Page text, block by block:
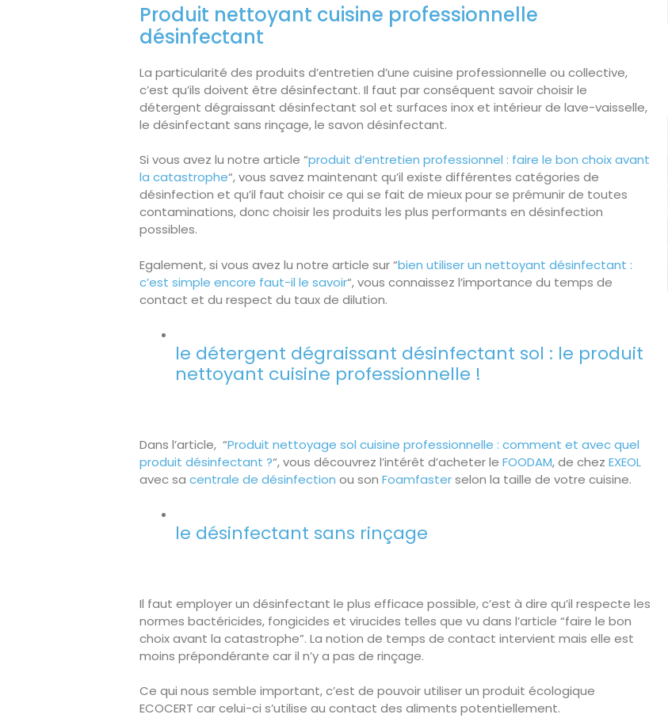
Produit nettoyant cuisine professionnelle
désinfectant
La particularité des produits d’entretien d’une cuisine professionnelle ou collective,
c’est qu’ils doivent être désinfectant. Il faut par conséquent savoir choisir le
détergent dégraissant désinfectant sol et surfaces inox et intérieur de lave-vaisselle,
le désinfectant sans rinçage, le savon désinfectant.
Si vous avez lu notre article “produit d’entretien professionnel : faire le bon choix avant
la catastrophe“, vous savez maintenant qu’il existe différentes catégories de
désinfection et qu’il faut choisir ce qui se fait de mieux pour se prémunir de toutes
contaminations, donc choisir les produits les plus performants en désinfection
possibles.
Egalement, si vous avez lu notre article sur “bien utiliser un nettoyant désinfectant :
c’est simple encore faut-il le savoir“, vous connaissez l’importance du temps de
contact et du respect du taux de dilution.
le détergent dégraissant désinfectant sol : le produit
nettoyant cuisine professionnelle !
Dans l’article, “Produit nettoyage sol cuisine professionnelle : comment et avec quel
produit désinfectant ?“, vous découvrez l’intérêt d’acheter le FOODAM, de chez EXEOL
avec sa centrale de désinfection ou son Foamfasterselon la taille de votre cuisine.
le désinfectant sans rinçage
Il faut employer un désinfectant le plus efficace possible, c’est à dire qu’il respecte les
normes bactéricides, fongicides et virucides telles que vu dans l’article “faire le bon
choix avant la catastrophe”. La notion de temps de contact intervient mais elle est
moins prépondérante car il n’y a pas de rinçage.
Ce qui nous semble important, c’est de pouvoir utiliser un produit écologique
ECOCERT car celui-ci s’utilise au contact des aliments potentiellement.